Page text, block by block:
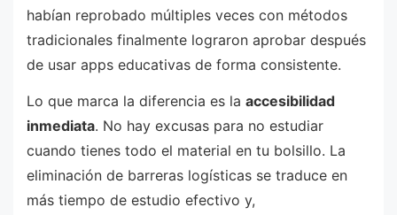
habían reprobado múltiples veces con métodos
tradicionales finalmente lograron aprobar después
de usar apps educativas de forma consistente.
Lo que marca la diferencia es la accesibilidad
inmediata. No hay excusas para no estudiar
cuando tienes todo el material en tu bolsillo. La
eliminación de barreras logísticas se traduce en
más tiempo de estudio efectivo y,